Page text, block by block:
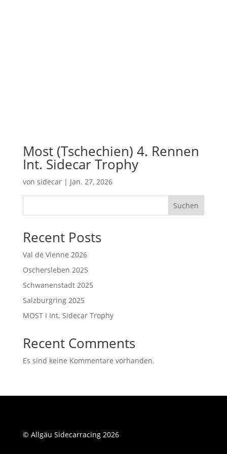
Most (Tschechien) 4. Rennen
Int. Sidecar Trophy
von sidecar| Jan. 27, 2026
Suchen
Recent Posts
Val de Vienne 2026
Oschersleben 2025
Schwanenstadt 2025
Salzburgring 2025
MOST I Int. Sidecar Trophy
Recent Comments
Es sind keine Kommentare vorhanden.
© Allgäu Sidecarracing 2026